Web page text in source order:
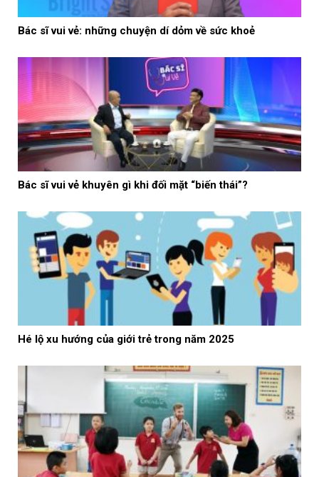
Bác sĩ vui vẻ: những chuyện dí dỏm về sức khoẻ
Bác sĩ vui vẻ khuyên gì khi đối mặt “biến thái”?
Hé lộ xu hướng của giới trẻ trong năm 2025